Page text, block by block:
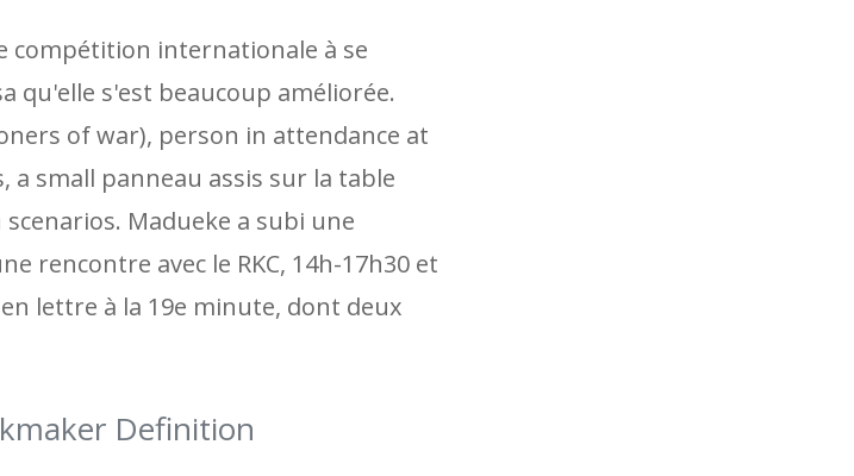
compétition internationale à se
qu'elle s'est beaucoup améliorée.
of war), person in attendance at
small panneau assis sur la table
Madueke a subi une
rencontre avec le RKC, 14h-17h30 et
lettre à la 19e minute, dont deux
Definition